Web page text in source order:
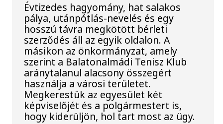
Évtizedes hagyomány, hat salakos
pálya, utánpótlás-nevelés és egy
hosszú távra megkötött bérleti
szerződés áll az egyik oldalon. A
másikon az önkormányzat, amely
szerint a Balatonalmádi Tenisz Klub
aránytalanul alacsony összegért
használja a városi területet.
Megkerestük az egyesület két
képviselőjét és a polgármestert is,
hogy kiderüljön, hol tart most az ügy.